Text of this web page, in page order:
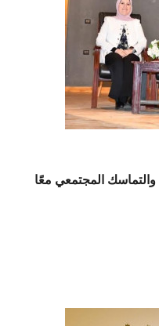
والتماسك المجتمعي معًا